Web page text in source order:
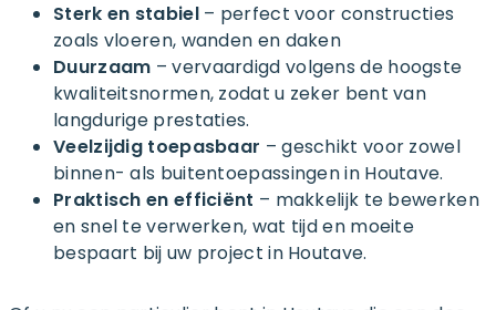
Sterk en stabiel– perfect voor constructies
zoals vloeren, wanden en daken
Duurzaam – vervaardigd volgens de hoogste
kwaliteitsnormen, zodat u zeker bent van
langdurige prestaties.
Veelzijdig toepasbaar – geschikt voor zowel
binnen- als buitentoepassingen in Houtave.
Praktisch en efficiënt – makkelijk te bewerken
en snel te verwerken, wat tijd en moeite
bespaart bij uw project in Houtave.